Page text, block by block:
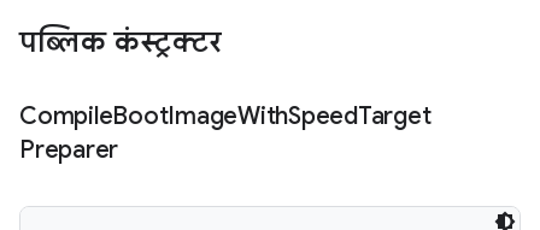
पब्लिक कंस्ट्रक्टर
CompileBootImageWithSpeedTarget
Preparer